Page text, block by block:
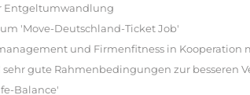
Entgeltumwandlung
'Move-Deutschland-Ticket Job'
und Firmenfitness in Kooperation
gute Rahmenbedingungen zur besseren
Balance'